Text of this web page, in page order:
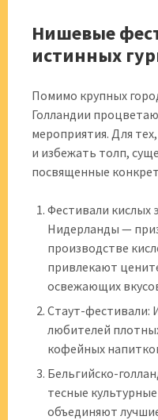
Нишевые
истинных
Помимо крупных
Голландии
мероприятия. Для
и избежать толп,
посвященные
Фестивали кислых
Нидерланды —
производстве
привлекают
освежающих
Стаут-фестивали:
любителей
кофейных
Бельгийско-
тесные
объединяют